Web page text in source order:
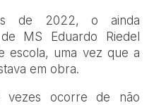
de 2022, o ainda
MS Eduardo Riedel
escola, uma vez que a
em obra.
vezes ocorre de não